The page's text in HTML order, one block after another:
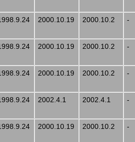
2000.10.19 2000.10.2 -
2000.10.19 2000.10.2 -
2000.10.19 2000.10.2 -
2002.4.1 2002.4.1 -
2000.10.19 2000.10.2 -